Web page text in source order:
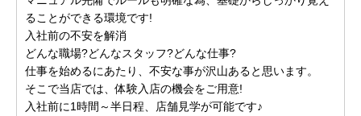
ることができる環境です!
入社前の不安を解消
どんな職場?どんなスタッフ?どんな仕事?
仕事を始めるにあたり、不安な事が沢山あると思います。
そこで当店では、体験入店の機会をご用意!
入社前に1時間～半日程、店舗見学が可能です♪